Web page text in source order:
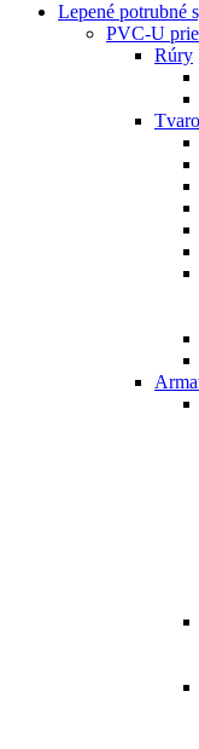
Lepené potrubné
PVC-U
Rúry